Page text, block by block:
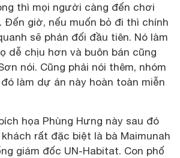
thì mọi người càng đến chơi
Đến giờ, nếu muốn bỏ đi thì chính
sẽ phản đối đầu tiên. Nó làm
dễ chịu hơn và buôn bán cũng
nói. Cũng phải nói thêm, nhóm
làm dự án này hoàn toàn miễn
họa Phùng Hưng này sau đó
rất đặc biệt là bà Maimunah
giám đốc UN-Habitat. Con phố